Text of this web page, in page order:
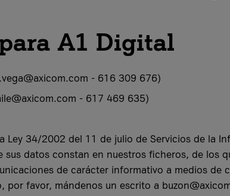
A1 Digital
- 616 309 676)
- 617 469 635)
Ley 34/2002 del 11 de julio de Servicios de la
datos constan en nuestros ficheros, de los
de carácter informativo a medios de
por favor, mándenos un escrito a